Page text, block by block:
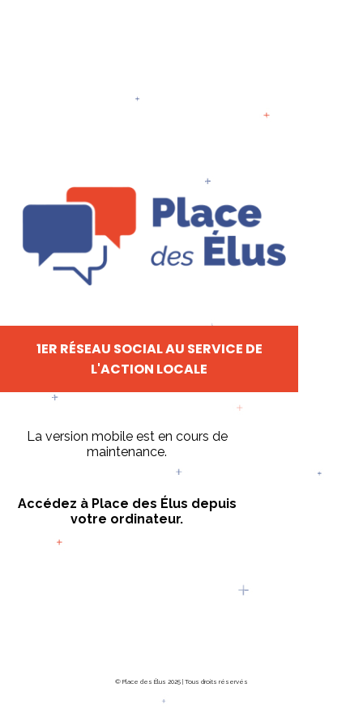
1ER RÉSEAU SOCIAL AU SERVICE DE
L'ACTION LOCALE
La version mobile est en cours de
maintenance.
Accédez à Place des Élus depuis
votre ordinateur.
© Place des Élus 2025 | Tous droits réservés